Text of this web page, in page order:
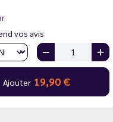
vos avis
Ajouter 19,90 €